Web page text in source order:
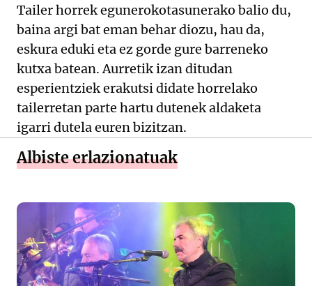
Tailer horrek egunerokotasunerako balio du,
baina argi bat eman behar diozu, hau da,
eskura eduki eta ez gorde gure barreneko
kutxa batean. Aurretik izan ditudan
esperientziek erakutsi didate horrelako
tailerretan parte hartu dutenek aldaketa
igarri dutela euren bizitzan.
Albiste erlazionatuak